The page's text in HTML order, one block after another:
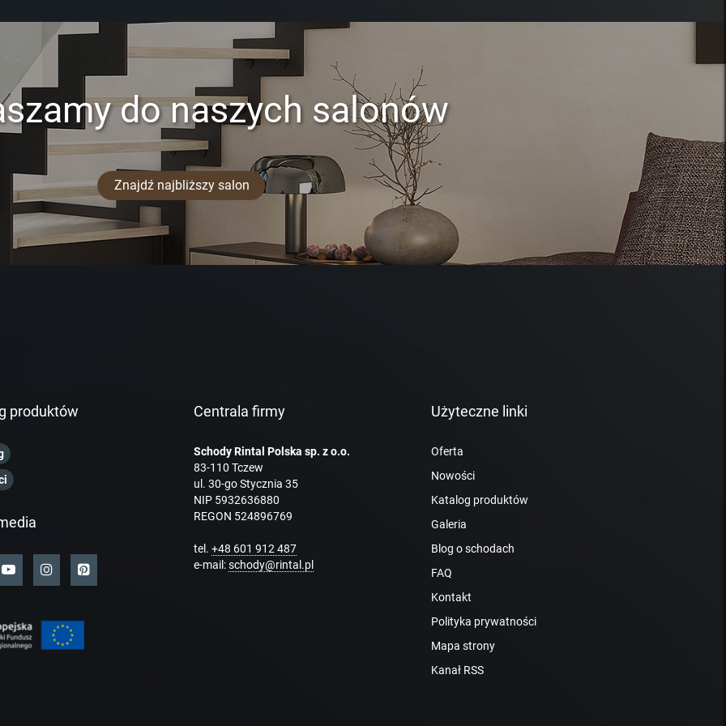
do naszych salonów
Znajdź najbliższy salon
produktów Centrala firmy
Schody Rintal Polska sp. z o.o.
83-110 Tczew
ul. 30-go Stycznia 35
NIP 5932636880
REGON 524896769
tel. +48 601 912 487
e-mail:schody@rintal.pl
Użyteczne linki
Oferta
Nowości
Katalog produktów
Galeria
Blog o schodach
FAQ
Kontakt
Polityka prywatności
Mapa strony
Kanał RSS